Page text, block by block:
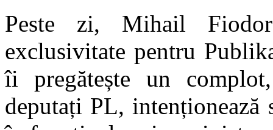
Peste zi, Mihail
exclusivitate pentru
îi pregătește un
deputați PL,